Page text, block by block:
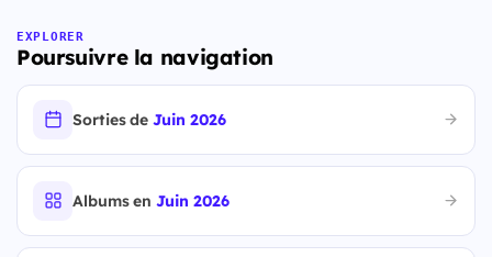
EXPLORER
Poursuivre la navigation
Sorties deJuin 2026
Albums enJuin 2026